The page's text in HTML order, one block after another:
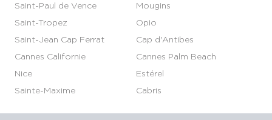
Saint-Paul de Vence
Mougins
Saint-Tropez
Opio
Saint-Jean Cap Ferrat
Cap d'Antibes
Cannes Californie
Cannes Palm Beach
Nice
Estérel
Sainte-Maxime
Cabris